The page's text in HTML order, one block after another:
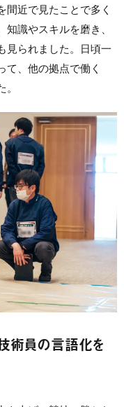
間近で見たことで多く
識やスキルを磨き、
見られました。日頃一
て、他の拠点で働く
術員の言語化を